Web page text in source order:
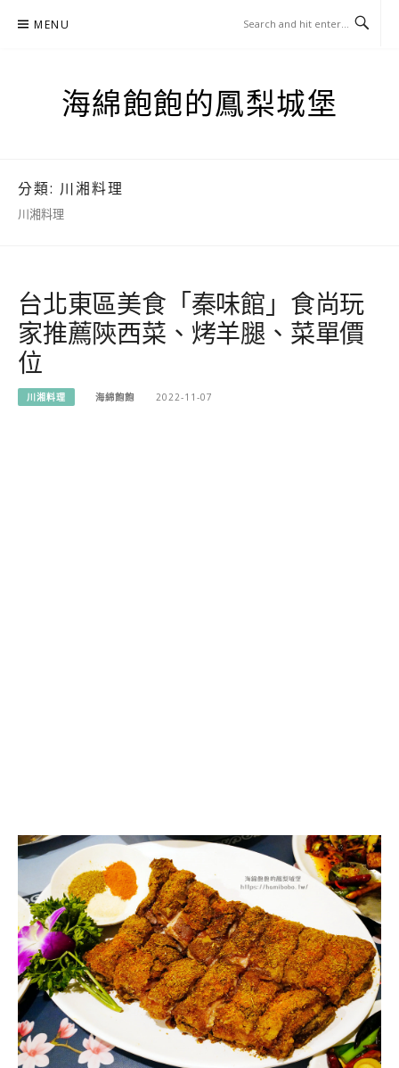
MENU
海綿飽飽的鳳梨城堡
分類: 川湘料理
川湘料理
台北東區美食「秦味館」食尚玩
家推薦陝西菜、烤羊腿、菜單價
位
川湘料理 海綿飽飽 2022-11-07